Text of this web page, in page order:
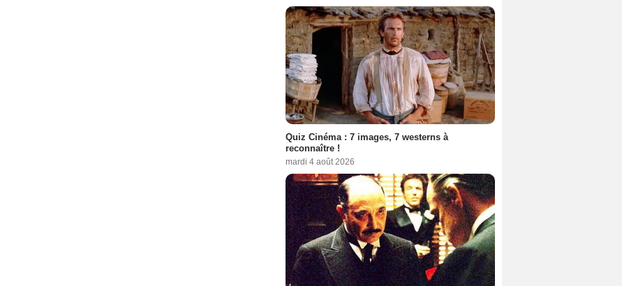
Quiz Cinéma : 7 images, 7 westerns à
reconnaître !
mardi 4 août 2026